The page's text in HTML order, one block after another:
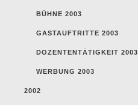
BÜHNE 2003
GASTAUFTRITTE 2003
DOZENTENTÄTIGKEIT 2003
WERBUNG 2003
2002